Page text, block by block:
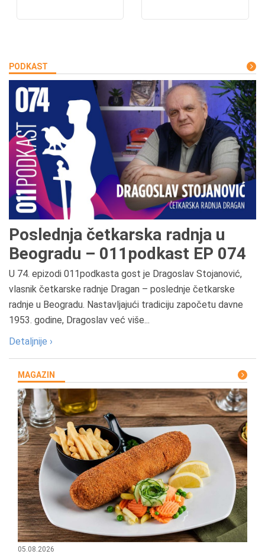
PODKAST
Poslednja četkarska radnja u
Beogradu – 011podkast EP 074
U 74. epizodi 011podkasta gost je Dragoslav Stojanović,
vlasnik četkarske radnje Dragan – poslednje četkarske
radnje u Beogradu. Nastavljajući tradiciju započetu davne
1953. godine, Dragoslav već više...
Detaljnije ›
MAGAZIN
05.08.2026